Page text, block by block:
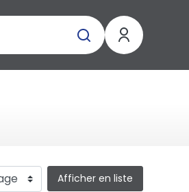
Afficher en liste